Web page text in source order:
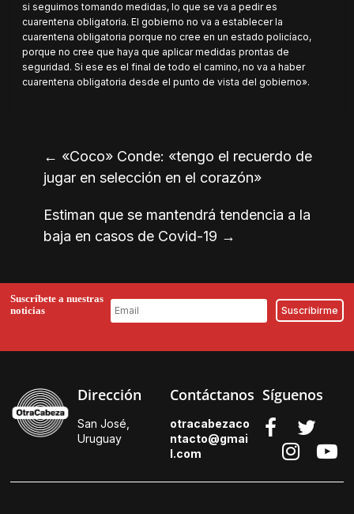
si seguimos tomando medidas, lo que se va a pedir es
cuarentena obligatoria. El gobierno no va a establecer la
cuarentena obligatoria porque no cree en un estado policíaco,
porque no cree que haya que aplicar medidas prontas de
seguridad. Si ese es el final de todo el camino, no va a haber
cuarentena obligatoria desde el punto de vista del gobierno».
← «Coco» Conde: «tengo el recuerdo de
jugar en selección en el corazón»
Estiman que se mantendrá tendencia a la
baja en casos de Covid-19 →
Suscríbete a nuestras
noticias
Dirección
San José,
Uruguay
Contáctanos
otracabezaco
ntacto@gmai
l.com
Síguenos